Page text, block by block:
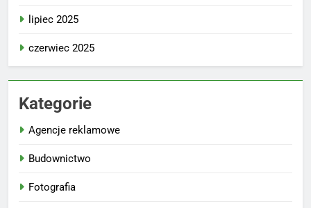
lipiec 2025
czerwiec 2025
Kategorie
Agencje reklamowe
Budownictwo
Fotografia